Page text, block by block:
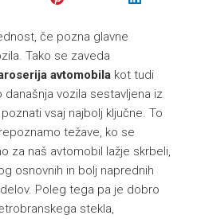
če pozna glavne
Tako se zaveda
avtomobila kot tudi
vozila sestavljena iz
vsaj najbolj ključne. To
težave, ko se
za naš avtomobil lažje skrbeli,
osnovnih in bolj naprednih
Poleg tega pa je dobro
stekla,